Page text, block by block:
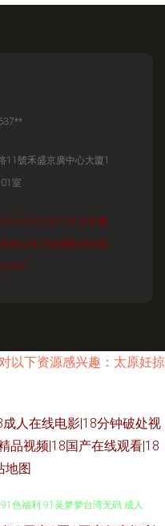
11號禾盛京廣中心大廈1
室
計算機
限公司 計算機軟件研發
以下资源感兴趣：太原妊掠
人在线电影|18分钟破处视
品视频|18国产在线观看|18
地图